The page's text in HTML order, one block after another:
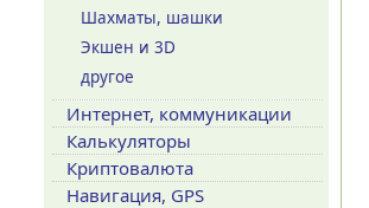
Шахматы, шашки
Экшен и 3D
другое
Интернет, коммуникации
Калькуляторы
Криптовалюта
Навигация, GPS